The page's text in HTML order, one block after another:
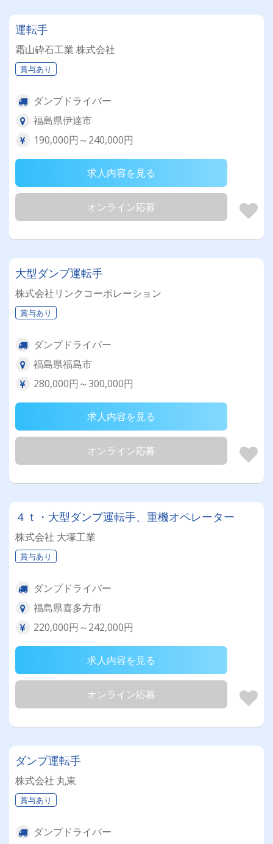
運転手
霜山砕石工業 株式会社
賞与あり
ダンプドライバー
福島県伊達市
190,000円～240,000円
求人内容を見る
オンライン応募
大型ダンプ運転手
株式会社リンクコーポレーション
賞与あり
ダンプドライバー
福島県福島市
280,000円～300,000円
求人内容を見る
オンライン応募
４ｔ・大型ダンプ運転手、重機オペレーター
株式会社 大塚工業
賞与あり
ダンプドライバー
福島県喜多方市
220,000円～242,000円
求人内容を見る
オンライン応募
ダンプ運転手
株式会社 丸東
賞与あり
ダンプドライバー